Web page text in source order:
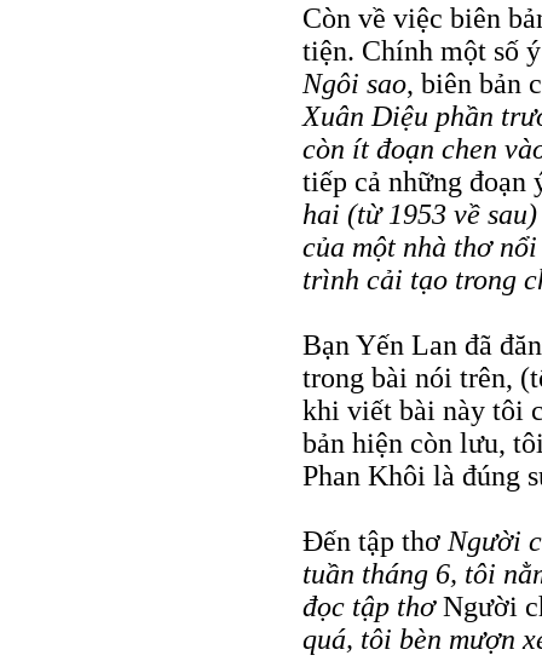
Còn về việc biên
tiện. Chính một số
Ngôi sao, biên bản
Xuân Diệu phần
còn ít đoạn chen
tiếp cả những đoạn
hai (từ 1953 về
của một nhà thơ
trình cải tạo trong
Bạn Yến Lan đã
trong bài nói trên,
khi viết bài này tôi
bản hiện còn lưu,
Phan Khôi là đúng
Đến tập thơ Người
tuần tháng 6, tôi
đọc tập thơNgười
quá, tôi bèn mượn